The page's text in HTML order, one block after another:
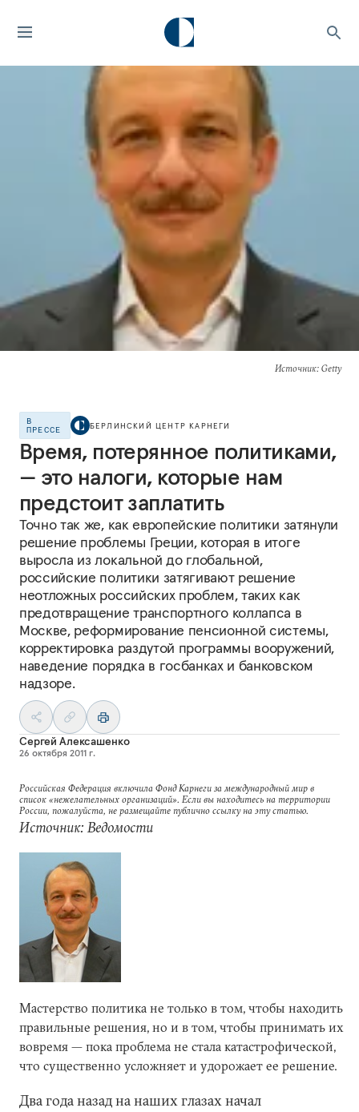
Источник: Getty
В
ПРЕССЕ
БЕРЛИНСКИЙ ЦЕНТР КАРНЕГИ
Время, потерянное политиками,
— это налоги, которые нам
предстоит заплатить
Точно так же, как европейские политики затянули
решение проблемы Греции, которая в итоге
выросла из локальной до глобальной,
российские политики затягивают решение
неотложных российских проблем, таких как
предотвращение транспортного коллапса в
Москве, реформирование пенсионной системы,
корректировка раздутой программы вооружений,
наведение порядка в госбанках и банковском
надзоре.
Сергей Алексашенко
26 октября 2011 г.
Российская Федерация включила Фонд Карнеги за международный мир в
список «нежелательных организаций». Если вы находитесь на территории
России, пожалуйста, не размещайте публично ссылку на эту статью.
Источник: Ведомости
Мастерство политика не только в том, чтобы находить
правильные решения, но и в том, чтобы принимать их
вовремя — пока проблема не стала катастрофической,
что существенно усложняет и удорожает ее решение.
Два года назад на наших глазах начал